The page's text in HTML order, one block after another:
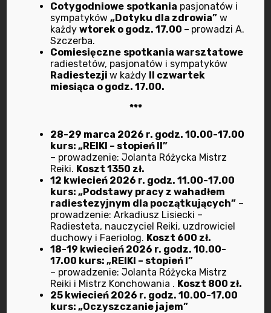
marzec 2025
październik 2024
wrzesień 2024
marzec 2024
luty 2024
wrzesień 2023
lipiec 2023
maj 2023
marzec 2023
luty 2023
Cotygodniowe spotkania pasjonatów i
sympatyków„Dotyku dla zdrowia” w
każdywtorek o godz. 17.00 – prowadzi A.
Szczerba.
Comiesięczne spotkania warsztatowe
radiestetów, pasjonatów i sympatyków
Radiestezjiw każdy II czwartek
miesiąca o godz. 17.00.
***
28-29 marca 2026 r. godz. 10.00-17.00
kurs: „REIKI – stopień II”
– prowadzenie: Jolanta Różycka Mistrz
Reiki. Koszt 1350 zł.
12 kwiecień 2026 r. godz. 11.00-17.00
kurs: „Podstawy pracy z wahadłem
radiestezyjnym dla początkujących” –
prowadzenie: Arkadiusz Lisiecki –
Radiesteta, nauczyciel Reiki, uzdrowiciel
duchowy i Faeriolog. Koszt 600 zł.
18-19 kwiecień 2026 r. godz. 10.00-
17.00 kurs: „REIKI – stopień I”
– prowadzenie: Jolanta Różycka Mistrz
Reiki i Mistrz Konchowania . Koszt 800 zł.
25 kwiecień 2026 r. godz. 10.00-17.00
kurs: „Oczyszczanie jajem”